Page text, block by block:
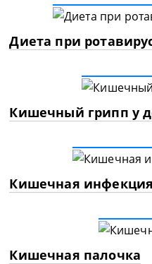
Диета при
Кишечный грипп у
Кишечная
Кишечная палочка